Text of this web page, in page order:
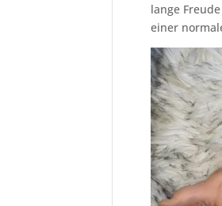
lange
einer